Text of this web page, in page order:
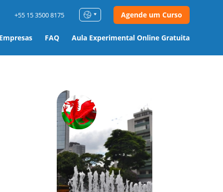
FAQ Aula Experimental Online Gratuita
+55 15 3500 8175 Agende um Curso